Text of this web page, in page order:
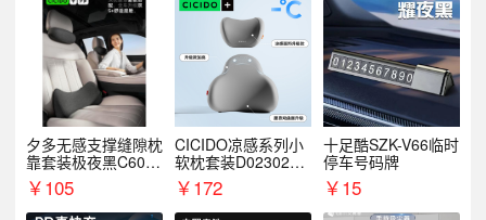
夕多无感支撑缝隙枕
靠套装极夜黑C6003
+C6004
￥105
CICIDO凉感系列小
软枕套装D023021+
D033031
￥172
十足酷SZK-V66临时
停车号码牌
￥15